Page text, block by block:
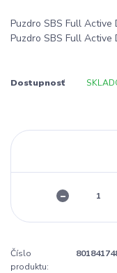
Puzdro SBS Full Active
Puzdro SBS Full Active
Dostupnosť
Číslo
produktu: